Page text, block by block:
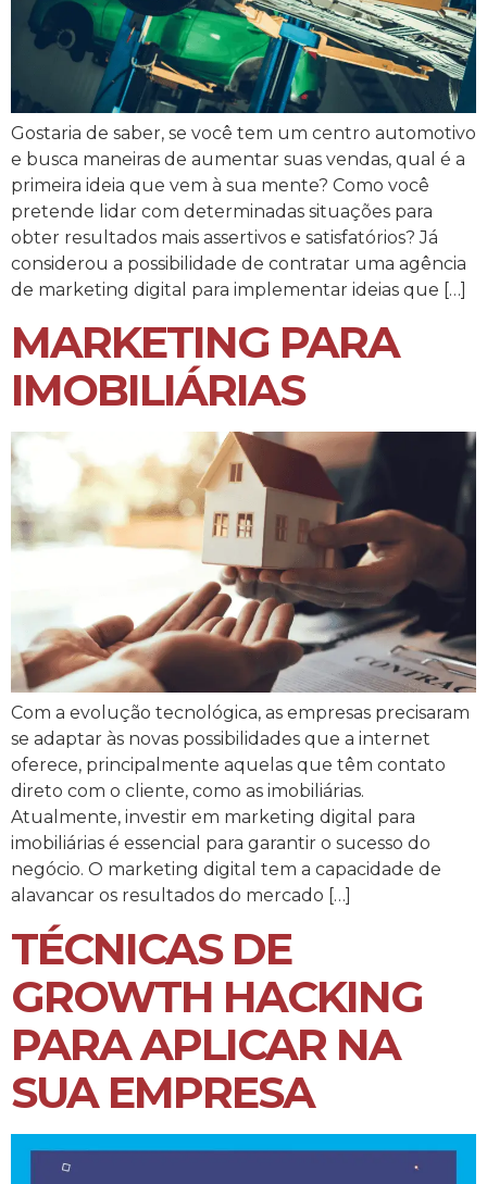
Gostaria de saber, se você tem um centro automotivo
e busca maneiras de aumentar suas vendas, qual é a
primeira ideia que vem à sua mente? Como você
pretende lidar com determinadas situações para
obter resultados mais assertivos e satisfatórios? Já
considerou a possibilidade de contratar uma agência
de marketing digital para implementar ideias que […]
MARKETING PARA
IMOBILIÁRIAS
Com a evolução tecnológica, as empresas precisaram
se adaptar às novas possibilidades que a internet
oferece, principalmente aquelas que têm contato
direto com o cliente, como as imobiliárias.
Atualmente, investir em marketing digital para
imobiliárias é essencial para garantir o sucesso do
negócio. O marketing digital tem a capacidade de
alavancar os resultados do mercado […]
TÉCNICAS DE
GROWTH HACKING
PARA APLICAR NA
SUA EMPRESA